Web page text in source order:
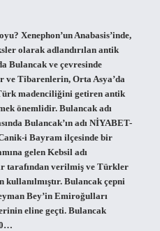
Xenephon’un Anabasis’inde,
olarak adlandırılan antik
Bulancak ve çevresinde
ve Tibarenlerin, Orta Asya’da
madenciliğini getiren antik
önemlidir. Bulancak adı
Bulancak’ın adı NİYABET-
i Bayram ilçesinde bir
gelen Kebsil adı
tarafından verilmiş ve Türkler
kullanılmıştır. Bulancak çepni
Bey’in Emiroğulları
eline geçti. Bulancak